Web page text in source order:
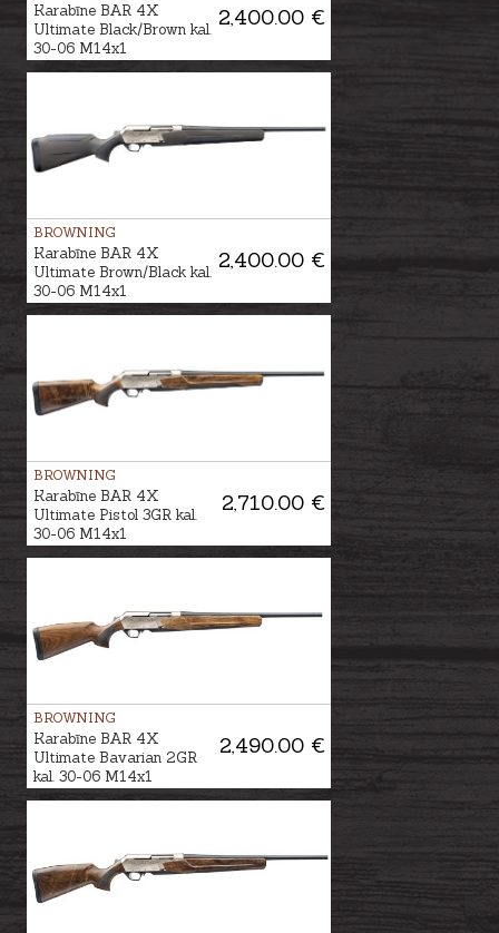
2,400.00 €
Karabīne BAR 4X
Ultimate Black/Brown kal.
30-06 M14x1
BROWNING
2,400.00 €
Karabīne BAR 4X
Ultimate Brown/Black kal.
30-06 M14x1
BROWNING
2,710.00 €
Karabīne BAR 4X
Ultimate Pistol 3GR kal.
30-06 M14x1
BROWNING
2,490.00 €
Karabīne BAR 4X
Ultimate Bavarian 2GR
kal. 30-06 M14x1